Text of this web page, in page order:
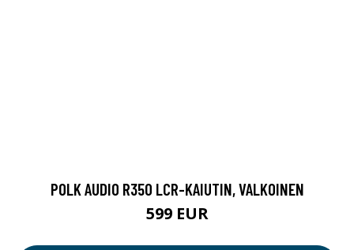
POLK AUDIO R350 LCR-KAIUTIN, VALKOINEN
599 EUR